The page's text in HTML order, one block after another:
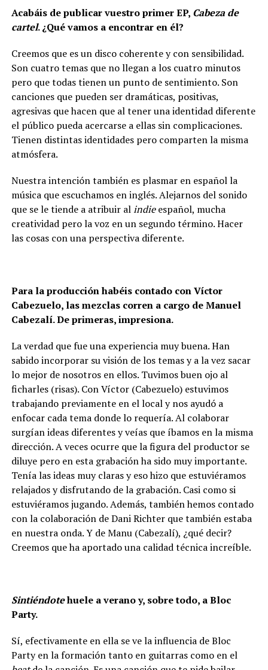
Acabáis de publicar vuestro primer EP, Cabeza de
cartel. ¿Qué vamos a encontrar en él?
Creemos que es un disco coherente y con sensibilidad.
Son cuatro temas que no llegan a los cuatro minutos
pero que todas tienen un punto de sentimiento. Son
canciones que pueden ser dramáticas, positivas,
agresivas que hacen que al tener una identidad diferente
el público pueda acercarse a ellas sin complicaciones.
Tienen distintas identidades pero comparten la misma
atmósfera.
Nuestra intención también es plasmar en español la
música que escuchamos en inglés. Alejarnos del sonido
que se le tiende a atribuir alindieespañol, mucha
creatividad pero la voz en un segundo término. Hacer
las cosas con una perspectiva diferente.
Para la producción habéis contado con Víctor
Cabezuelo, las mezclas corren a cargo de Manuel
Cabezalí. De primeras, impresiona.
La verdad que fue una experiencia muy buena. Han
sabido incorporar su visión de los temas y a la vez sacar
lo mejor de nosotros en ellos. Tuvimos buen ojo al
ficharles (risas). Con Víctor (Cabezuelo) estuvimos
trabajando previamente en el local y nos ayudó a
enfocar cada tema donde lo requería. Al colaborar
surgían ideas diferentes y veías que íbamos en la misma
dirección. A veces ocurre que la figura del productor se
diluye pero en esta grabación ha sido muy importante.
Tenía las ideas muy claras y eso hizo que estuviéramos
relajados y disfrutando de la grabación. Casi como si
estuviéramos jugando. Además, también hemos contado
con la colaboración de Dani Richter que también estaba
en nuestra onda. Y de Manu (Cabezalí), ¿qué decir?
Creemos que ha aportado una calidad técnica increíble.
Sintiéndotehuele a verano y, sobre todo, a Bloc
Party.
Sí, efectivamente en ella se ve la influencia de Bloc
Party en la formación tanto en guitarras como en el